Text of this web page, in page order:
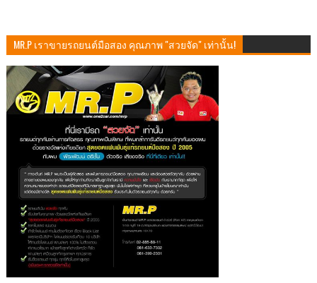
MR.P เราขายรถยนต์มือสอง คุณภาพ "สวยจัด" เท่านั้น!